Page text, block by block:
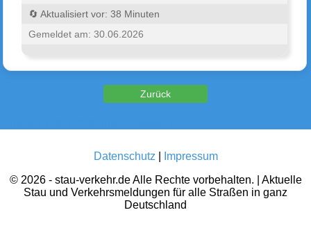
🔄 Aktualisiert vor: 38 Minuten
Gemeldet am: 30.06.2026
Datenschutz
Impressum
© 2026 - stau-verkehr.de Alle Rechte vorbehalten. | Aktuelle
Stau und Verkehrsmeldungen für alle Straßen in ganz
Deutschland